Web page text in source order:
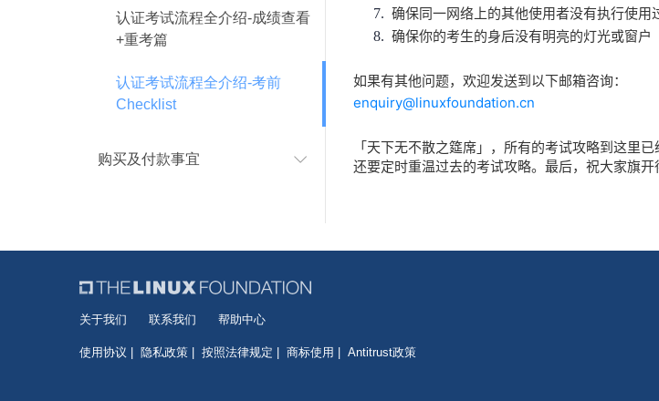
认证考试流程全介绍-成绩查看
+重考篇
认证考试流程全介绍-考前
Checklist
购买及付款事宜
7. 确保同一网络上的其他使用者没有执行使用
8. 确保你的考生的身后没有明亮的灯光或窗户
如果有其他问题，欢迎发送到以下邮箱咨询：
enquiry@linuxfoundation.cn
「天下无不散之筵席」， 所有的考试攻略到这里已
还要定时重温过去的考试攻略。最后， 祝大家旗开
关于我们 联系我们 帮助中心
使用协议 隐私政策 按照法律规定 商标使用 Antitrust政策